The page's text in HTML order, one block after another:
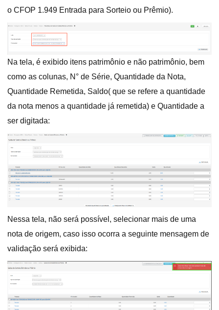
o CFOP 1.949 Entrada para Sorteio ou Prêmio).
Na tela, é exibido itens patrimônio e não patrimônio, bem
como as colunas, N° de Série, Quantidade da Nota,
Quantidade Remetida, Saldo( que se refere a quantidade
da nota menos a quantidade já remetida) e Quantidade a
ser digitada:
Nessa tela, não será possível, selecionar mais de uma
nota de origem, caso isso ocorra a seguinte mensagem de
validação será exibida: